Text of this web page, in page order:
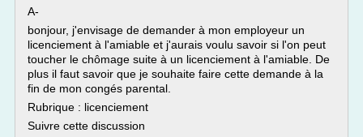
A-
bonjour, j'envisage de demander à mon employeur un
licenciement à l'amiable et j'aurais voulu savoir si l'on peut
toucher le chômage suite à un licenciement à l'amiable. De
plus il faut savoir que je souhaite faire cette demande à la
fin de mon congés parental.
Rubrique : licenciement
Suivre cette discussion